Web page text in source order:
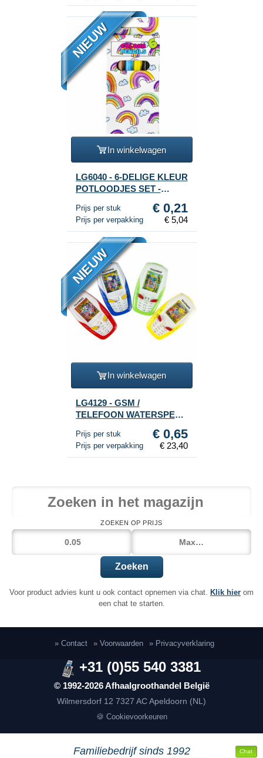
Chat
NIEUW
In winkelwagen
LG6040 - 6-DELIGE KLEUR
POTLOODJES SET -
Prijs per stuk € 0,21
Prijs per verpakking € 5,04
NIEUW
In winkelwagen
LG4129 - GSM /
TELEFOON WATERSPEL
Prijs per stuk € 0,65
Prijs per verpakking € 23,40
ZOEKEN OP PRIJS
Zoeken
Voor product advies kunt u ook contact opnemen via chat. Klik hier om
een chat te starten.
» Contact » Voorwaarden » Privacyverklaring
© 1992-2026 Afhaalgroothandel België
Wilmersdorf 12 7327 AC Apeldoorn (NL)
+31 (0)55 540 3381
🍪 Cookievoorkeuren
Familiebedrijf sinds 1992